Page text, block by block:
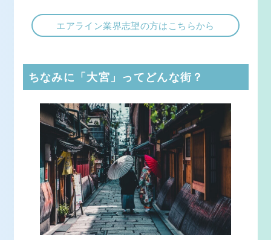
エアライン業界志望の方はこちらから
ちなみに「大宮」ってどんな街？